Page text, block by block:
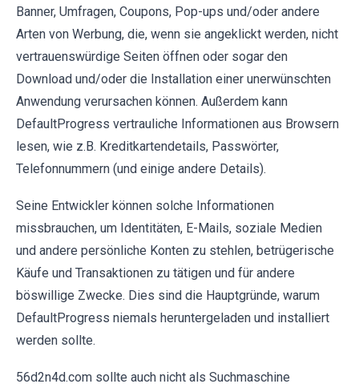
Banner, Umfragen, Coupons, Pop-ups und/oder andere
Arten von Werbung, die, wenn sie angeklickt werden, nicht
vertrauenswürdige Seiten öffnen oder sogar den
Download und/oder die Installation einer unerwünschten
Anwendung verursachen können. Außerdem kann
DefaultProgress vertrauliche Informationen aus Browsern
lesen, wie z.B. Kreditkartendetails, Passwörter,
Telefonnummern (und einige andere Details).
Seine Entwickler können solche Informationen
missbrauchen, um Identitäten, E-Mails, soziale Medien
und andere persönliche Konten zu stehlen, betrügerische
Käufe und Transaktionen zu tätigen und für andere
böswillige Zwecke. Dies sind die Hauptgründe, warum
DefaultProgress niemals heruntergeladen und installiert
werden sollte.
56d2n4d.com sollte auch nicht als Suchmaschine